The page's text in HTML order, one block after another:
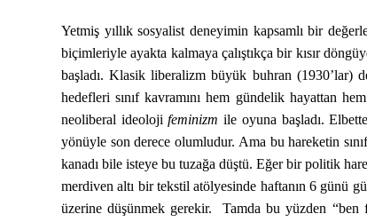
Yetmiş yıllık sosyalist deneyimin kapsamlı bir
biçimleriyle ayakta kalmaya çalıştıkça bir kısır
başladı. Klasik liberalizm büyük buhran (1930’lar)
hedefleri sınıf kavramını hem gündelik hayattan
neoliberal ideolojifeminizm ile oyuna başladı.
yönüyle son derece olumludur. Ama bu hareketin
kanadı bile isteye bu tuzağa düştü. Eğer bir politik
merdiven altı bir tekstil atölyesinde haftanın 6 günü
üzerine düşünmek gerekir. Tamda bu yüzden